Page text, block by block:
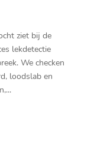
ziet bij de
lekdetectie
We checken
loodslab en